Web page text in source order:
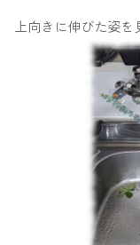
上向きに伸びた姿を